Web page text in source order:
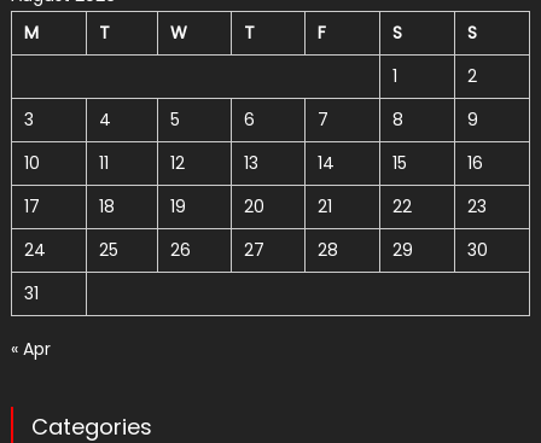
M
T W T F S
S
1
2
3
4 5 6 7 8
9
10
11 12 13 14 15
16
17
18 19 20 21 22
23
24
25 26 27 28 29
30
31
« Apr
Categories